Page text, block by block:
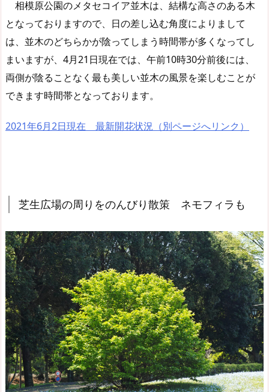
相模原公園のメタセコイア並木は、結構な高さのある木
となっておりますので、日の差し込む角度によりまして
は、並木のどちらかが陰ってしまう時間帯が多くなってし
まいますが、4月21日現在では、午前10時30分前後には、
両側が陰ることなく最も美しい並木の風景を楽しむことが
できます時間帯となっております。
2021年6月2日現在 最新開花状況（別ページへリンク）
芝生広場の周りをのんびり散策 ネモフィラも